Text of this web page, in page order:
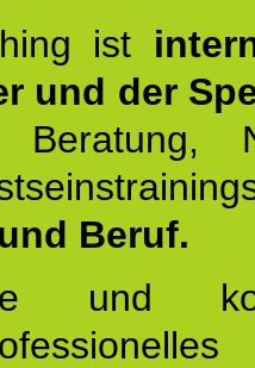
ist
und der
Beratung,
Beruf.
und